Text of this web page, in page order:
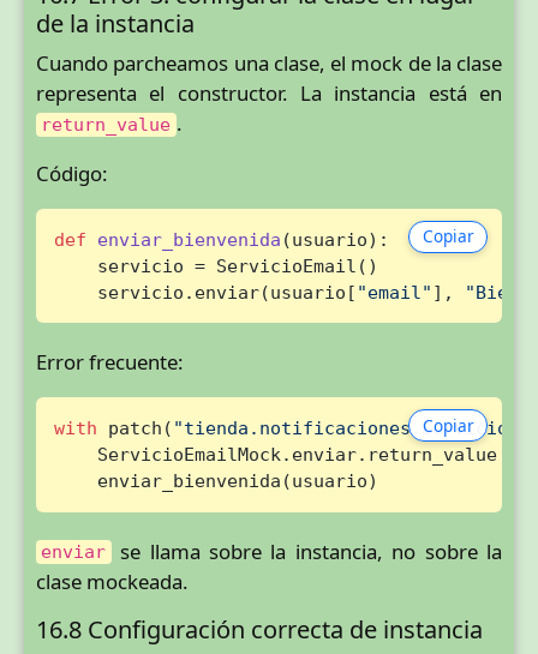
de la instancia
Cuando parcheamos una clase, el mock de la clase
representa el constructor. La instancia está en
return_value .
Código:
Copiar
def enviar_bienvenida (usuario):
    servicio = ServicioEmail()
    servicio.enviar(usuario[
"email" ],
Error frecuente:
Copiar
with patch(
    ServicioEmailMock.enviar.return_value =
    enviar_bienvenida(usuario)
enviar se llama sobre la instancia, no sobre la
clase mockeada.
16.8 Configuración correcta de instancia